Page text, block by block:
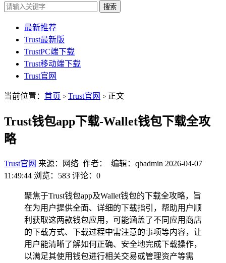
搜索
最新推荐
Trust最新版
TrustPC端下载
Trust移动端下载
Trust官网
当前位置： 首页 > Trust官网 > 正文
Trust钱包app下载-Wallet钱包下载全攻
略
Trust官网 来源：网络 作者： 编辑：qbadmin 2026-04-07
11:49:44 浏览：583 评论：0
聚焦于Trust钱包app及Wallet钱包的下载全攻略，旨
在为用户提供全面、详细的下载指引，帮助用户顺
利获取这两款钱包应用，可能涵盖了不同应用商店
的下载方式、下载过程中需注意的事项等内容，让
用户能清晰了解如何正确、安全地完成下载操作，
以满足其使用钱包进行相关交易或管理资产等需